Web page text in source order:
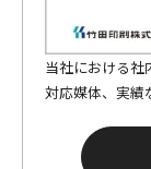
当社における社
対応媒体、実績